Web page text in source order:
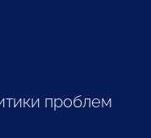
проблем